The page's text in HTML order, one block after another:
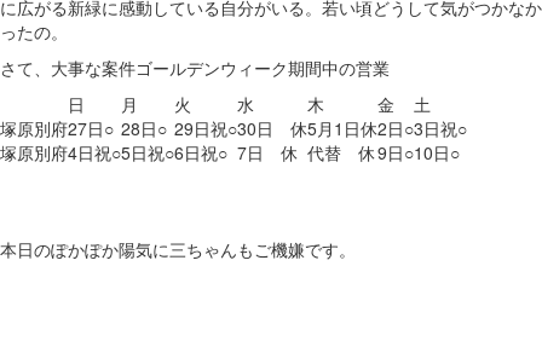
に広がる新緑に感動している自分がいる。若い頃どうして気がつかなか
ったの。
さて、大事な案件ゴールデンウィーク期間中の営業
日
月 火 水 木 金
土
塚原別府27日○ 28日○ 29日祝○30日 休5月1日休2日○3日祝○
塚原別府4日祝○5日祝○6日祝○ 7日 休 代替 休9日○10日○
本日のぽかぽか陽気に三ちゃんもご機嫌です。